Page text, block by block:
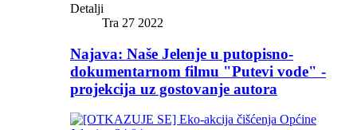
Detalji
Tra 27 2022
Najava: Naše Jelenje u putopisno-
dokumentarnom filmu "Putevi vode" -
projekcija uz gostovanje autora